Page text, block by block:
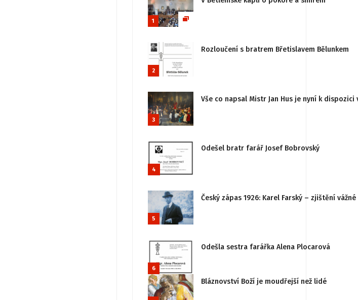
1
2
Rozloučení s bratrem Břetislavem Bělunkem
3
Vše co napsal Mistr Jan Hus je nyní k
4
Odešel bratr farář Josef Bobrovský
5
Český zápas 1926: Karel Farský – zjištění
6
Odešla sestra farářka Alena Plocarová
Bláznovství Boží je moudřejší než lidé